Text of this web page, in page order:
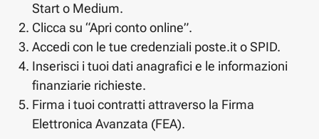
Start o Medium.
Clicca su “Apri conto online”.
Accedi con le tue credenziali poste.it o SPID.
Inserisci i tuoi dati anagrafici e le informazioni
finanziarie richieste.
Firma i tuoi contratti attraverso la Firma
Elettronica Avanzata (FEA).